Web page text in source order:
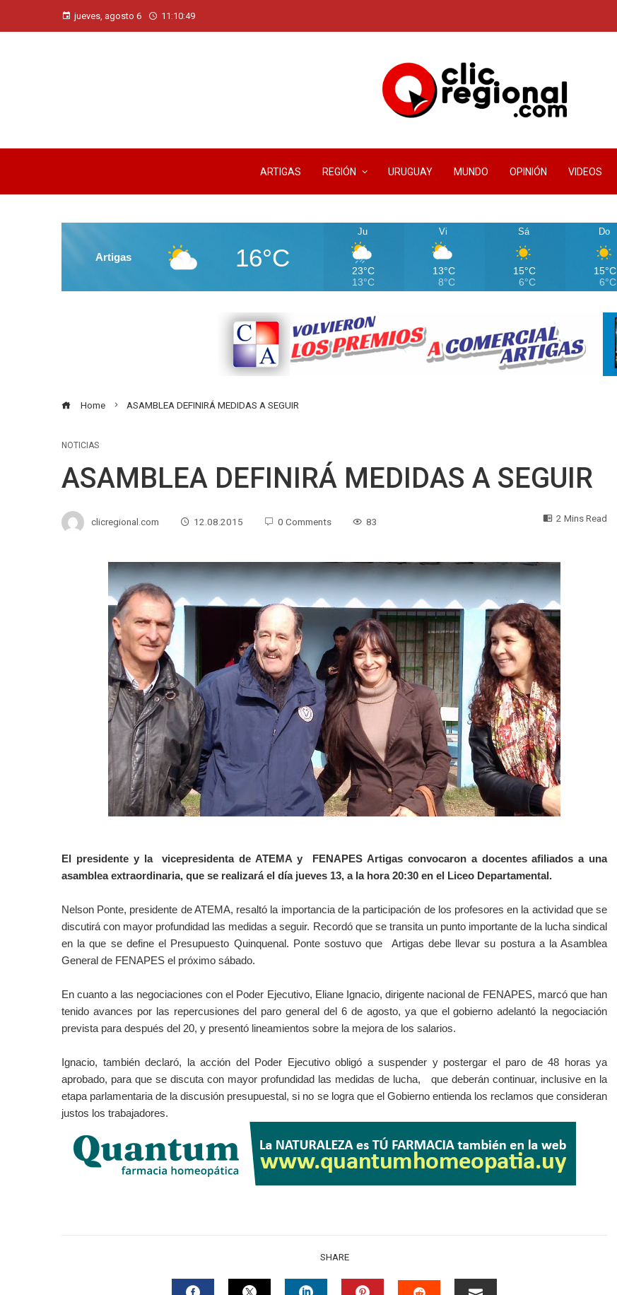
jueves, agosto 6 11:10:50
ARTIGAS REGIÓN URUGUAY MUNDO OPINIÓN VIDEOS
Artigas 16°C
Ju
23°C
13°C
Vi
13°C
8°C
Sá
15°C
6°C
Do
15°C
6°C
Home ASAMBLEA DEFINIRÁ MEDIDAS A SEGUIR
NOTICIAS
ASAMBLEA DEFINIRÁ MEDIDAS A SEGUIR
clicregional.com 12.08.2015 0 Comments 83 2 Mins Read
El presidente y la vicepresidenta de ATEMA y FENAPES Artigas convocaron a docentes afiliados a una
asamblea extraordinaria, que se realizará el día jueves 13, a la hora 20:30 en el Liceo Departamental.
Nelson Ponte, presidente de ATEMA, resaltó la importancia de la participación de los profesores en la actividad que se
discutirá con mayor profundidad las medidas a seguir. Recordó que se transita un punto importante de la lucha sindical
en la que se define el Presupuesto Quinquenal. Ponte sostuvo que
Artigas debe llevar su postura a la Asamblea
General de FENAPES el próximo sábado.
En cuanto a las negociaciones con el Poder Ejecutivo, Eliane Ignacio, dirigente nacional de FENAPES, marcó que han
tenido avances por las repercusiones del paro general del 6 de agosto, ya que el gobierno adelantó la negociación
prevista para después del 20, y presentó lineamientos sobre la mejora de los salarios.
Ignacio, también declaró, la acción del Poder Ejecutivo obligó a suspender y postergar el paro de 48 horas ya
aprobado, para que se discuta con mayor profundidad las medidas de lucha, que deberán continuar, inclusive en la
etapa parlamentaria de la discusión presupuestal, si no se logra que el Gobierno entienda los reclamos que consideran
justos los trabajadores.
SHARE